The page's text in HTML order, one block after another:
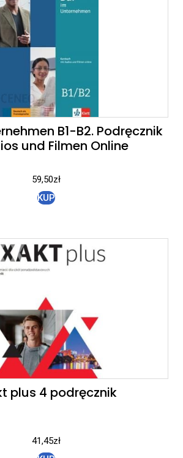
B1-B2. Podręcznik
und Filmen Online
59,50zł
KUP
plus 4 podręcznik
41,45zł